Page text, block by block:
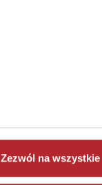
Zezwól na wszystkie